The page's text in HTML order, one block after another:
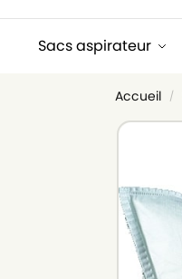
Sacs aspirateur
Accueil /